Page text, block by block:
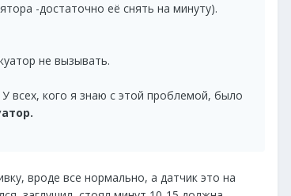
-достаточно её снять на минуту).
не вызывать.
всех, кого я знаю с этой проблемой, было
вроде все нормально, а датчик это на